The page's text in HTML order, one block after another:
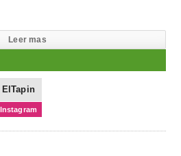
Leer mas
ElTapin
Instagram